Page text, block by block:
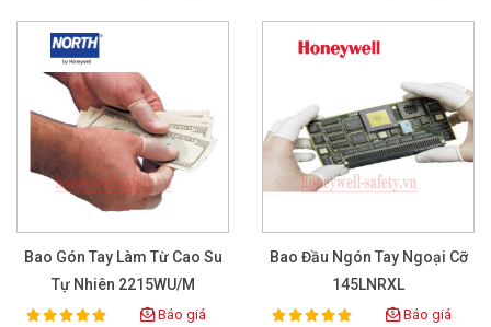
Bao Gón Tay Làm Từ Cao Su
Tự Nhiên 2215WU/M
Rating:
100% Báo giá
Bao Đầu Ngón Tay Ngoại Cỡ
145LNRXL
Rating:
100% Báo giá